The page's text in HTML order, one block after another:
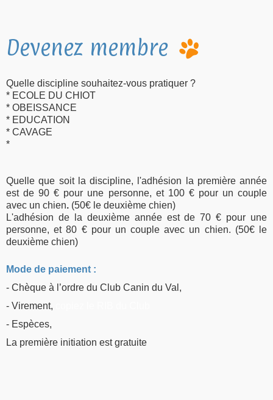
Devenez membre
Quelle discipline souhaitez-vous pratiquer ?
* ECOLE DU CHIOT
* OBEISSANCE
* EDUCATION
* CAVAGE
*
Quelle que soit la discipline, l'adhésion la première année
est de 90 € pour une personne, et 100 € pour un couple
avec un chien. (50€ le deuxième chien)
L'adhésion de la deuxième année est de 70 € pour une
personne, et 80 € pour un couple avec un chien. (50€ le
deuxième chien)
Mode de paiement :
- Chèque à l’ordre du Club Canin du Val,
- Virement,
- Espèces,
La première initiation est gratuite